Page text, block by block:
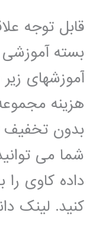
قابل توجه
بسته
آموزشهای
هزینه
شما می
کنید. لینک